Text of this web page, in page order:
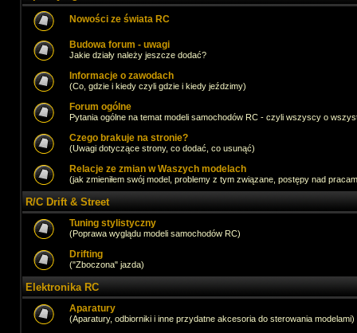
Nowości ze świata RC
Budowa forum - uwagi
Jakie działy należy jeszcze dodać?
Informacje o zawodach
(Co, gdzie i kiedy czyli gdzie i kiedy jeździmy)
Forum ogólne
Pytania ogólne na temat modeli samochodów RC - czyli wszyscy o
Czego brakuje na stronie?
(Uwagi dotyczące strony, co dodać, co usunąć)
Relacje ze zmian w Waszych modelach
(jak zmieniłem swój model, problemy z tym związane, postępy nad
R/C Drift & Street
Tuning stylistyczny
(Poprawa wyglądu modeli samochodów RC)
Drifting
("Zboczona" jazda)
Elektronika RC
Aparatury
(Aparatury, odbiorniki i inne przydatne akcesoria do sterowania modelami)